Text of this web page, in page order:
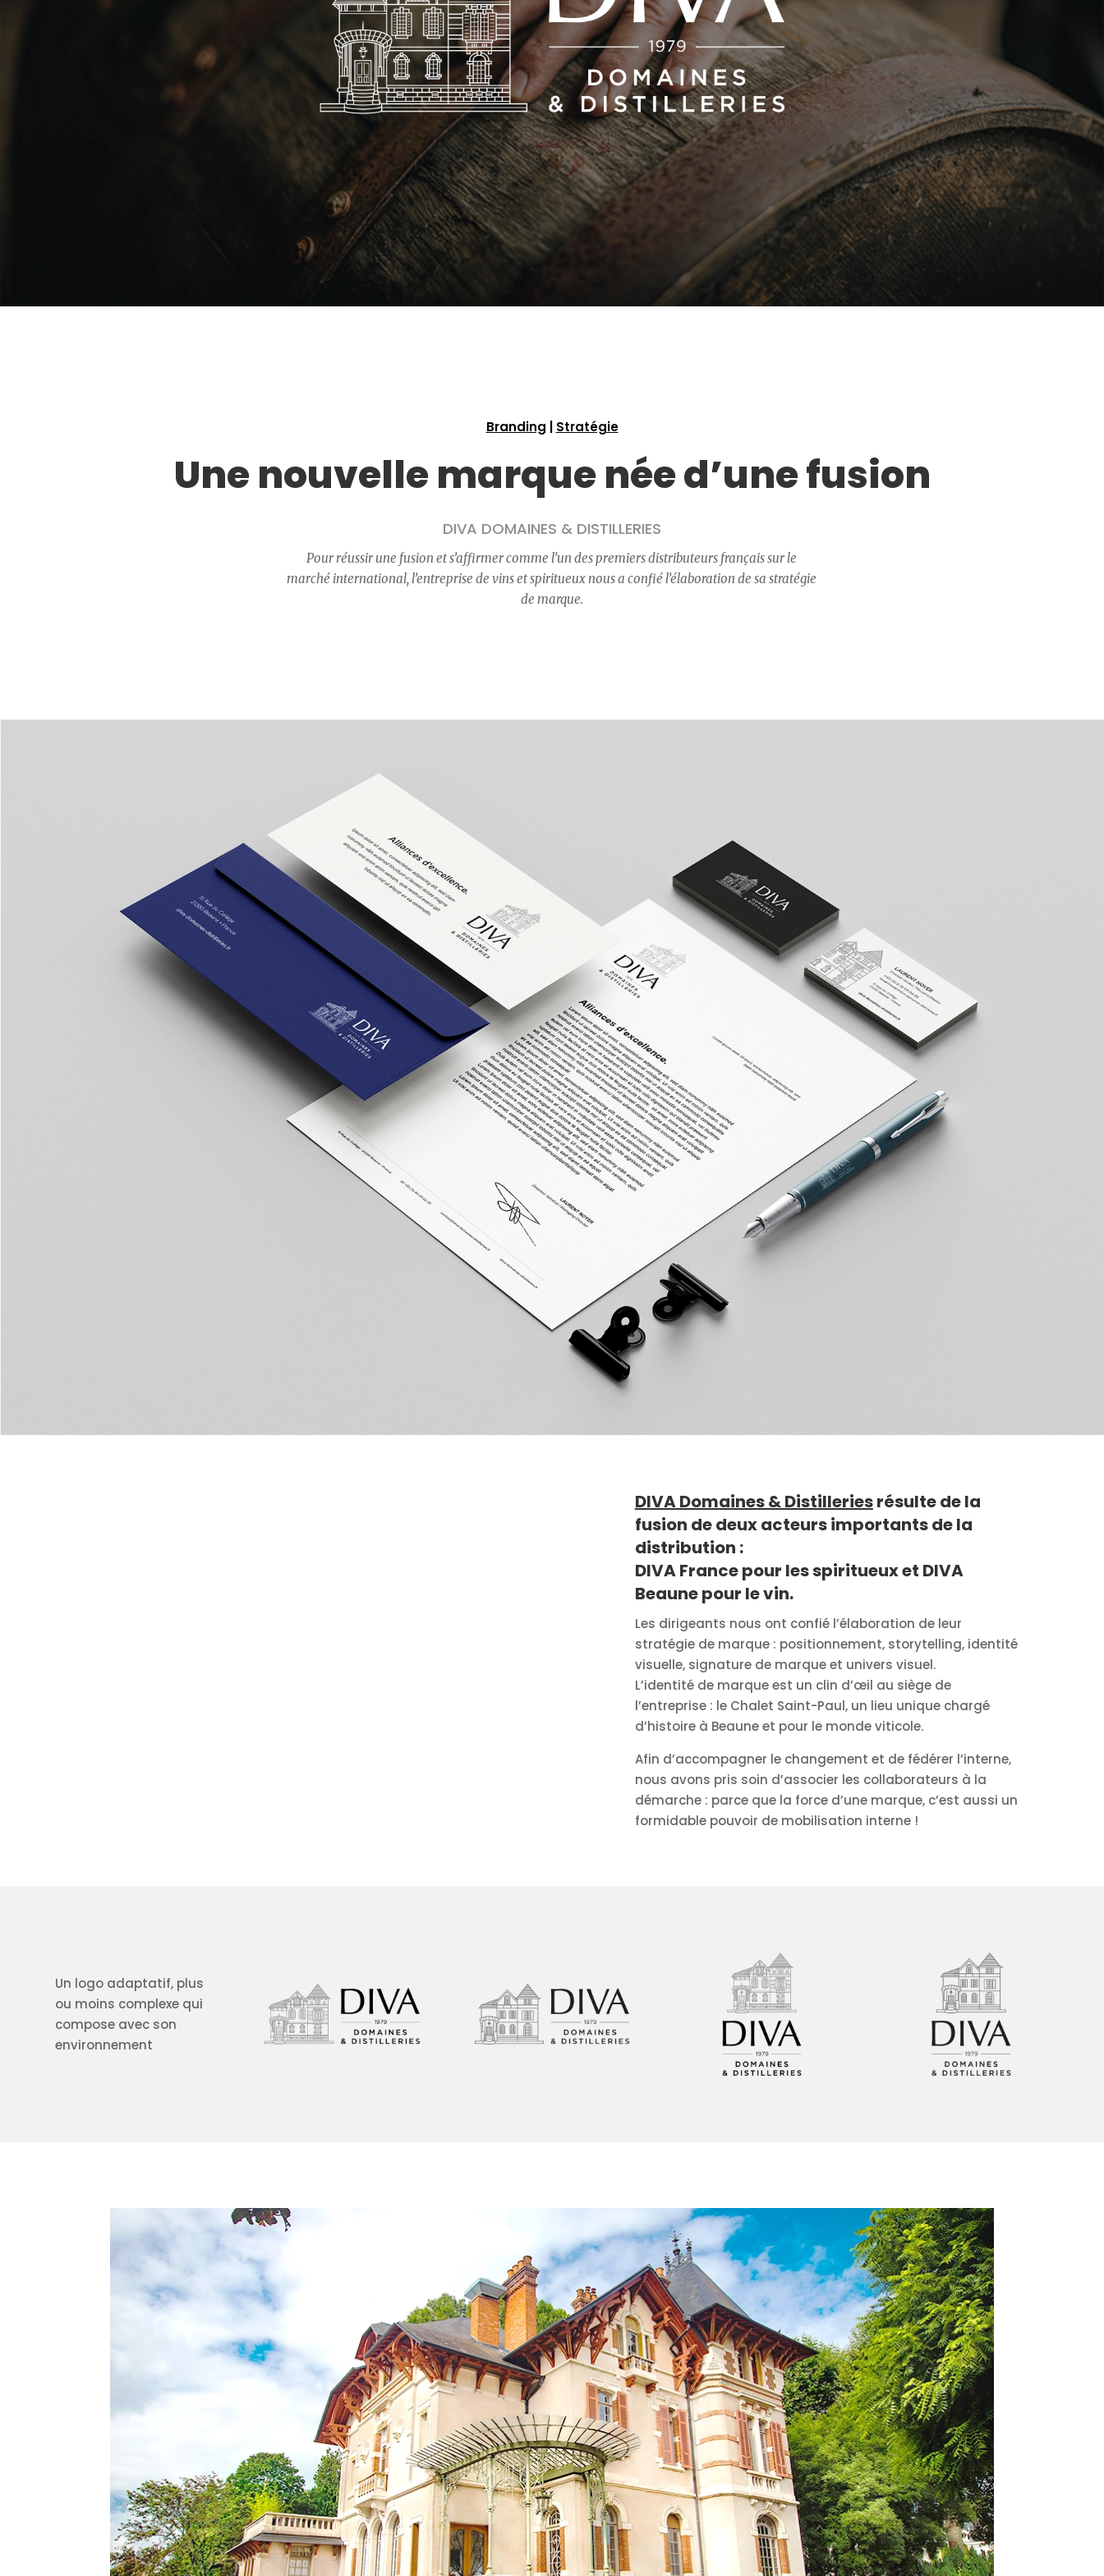
Branding Stratégie
Une nouvelle marque née d’une fusion
DIVA DOMAINES & DISTILLERIES
Pour réussir une fusion et s’affirmer comme l’un des premiers distributeurs français sur le
marché international, l’entreprise de vins et spiritueux nous a confié l’élaboration de sa stratégie
de marque.
DIVA Domaines & Distilleriesrésulte de la
fusion de deux acteurs importants de la
distribution :
DIVA France pour les spiritueux et DIVA
Beaune pour le vin.
Les dirigeants nous ont confié l’élaboration de leur
stratégie de marque : positionnement, storytelling, identité
visuelle, signature de marque et univers visuel.
L’identité de marque est un clin d’œil au siège de
l’entreprise : le Chalet Saint-Paul, un lieu unique chargé
d’histoire à Beaune et pour le monde viticole.
Afin d’accompagner le changement et de fédérer l’interne,
nous avons pris soin d’associer les collaborateurs à la
démarche : parce que la force d’une marque, c’est aussi un
formidable pouvoir de mobilisation interne !
Un logo adaptatif, plus
ou moins complexe qui
compose avec son
environnement